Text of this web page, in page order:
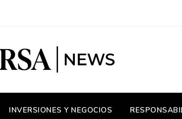
INVERSIONES Y NEGOCIOS